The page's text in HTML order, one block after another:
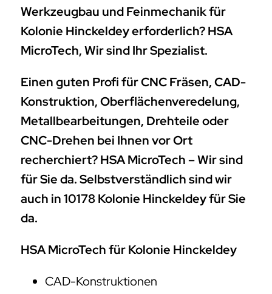
Werkzeugbau und Feinmechanik für
Kolonie Hinckeldey erforderlich? HSA
MicroTech, Wir sind Ihr Spezialist.
Einen guten Profi für CNC Fräsen, CAD-
Konstruktion, Oberflächenveredelung,
Metallbearbeitungen, Drehteile oder
CNC-Drehen bei Ihnen vor Ort
recherchiert? HSA MicroTech – Wir sind
für Sie da. Selbstverständlich sind wir
auch in 10178 Kolonie Hinckeldey für Sie
da.
HSA MicroTech für Kolonie Hinckeldey
CAD-Konstruktionen